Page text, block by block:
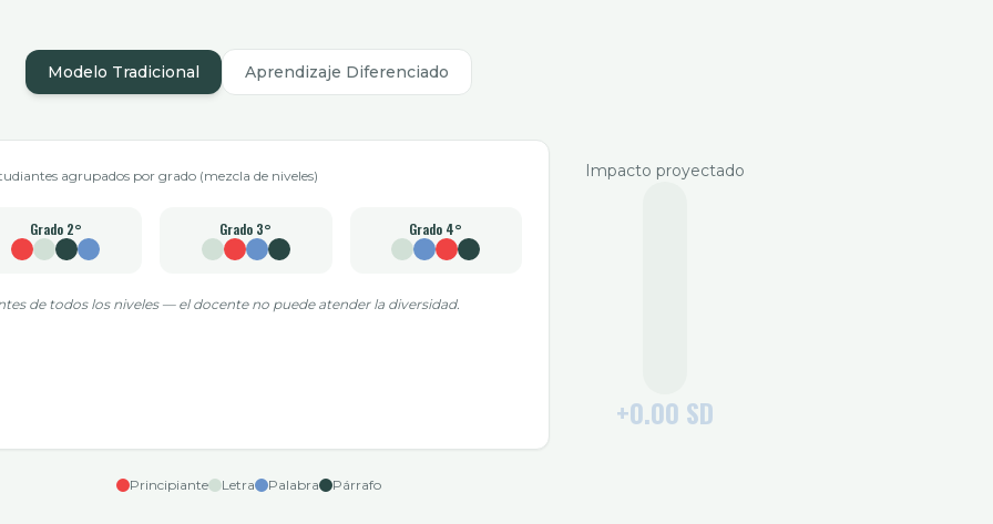
Modelo Tradicional Aprendizaje Diferenciado
agrupados por grado (mezcla de niveles)
Grado 2° Grado 3° Grado 4°
de todos los niveles — el docente no puede atender la diversidad.
Impacto proyectado
+0.00 SD
Principiante Letra Palabra Párrafo